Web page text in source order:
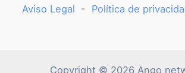
Aviso Legal - Política de
Copyright © 2026 Ango